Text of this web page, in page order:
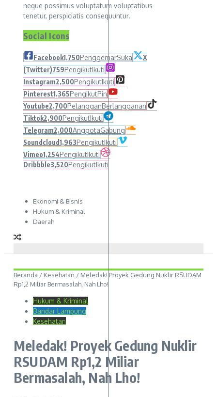
neque possimus voluptatum voluptatibus
tenetur, perspiciatis consequuntur.
Social Icons
Facebook1,750PenggemarSuka
X
(Twitter)759PengikutIkuti
Instagram2,500PengikutIkuti
Pinterest1,365PengikutPin
Youtube2,700PelangganBerlangganan
Tiktok2,900PengikutIkuti
Telegram2,000AnggotaGabung
Soundcloud1,963PengikutIkuti
Vimeo1,254PengikutIkuti
Dribbble3,520PengikutIkuti
Ekonomi & Bisnis
Hukum & Kriminal
Daerah
Beranda / Kesehatan / Meledak! Proyek Gedung Nuklir RSUDAM
Rp1,2 Miliar Bermasalah, Nah Lho!
Hukum & Kriminal
Bandar Lampung
Kesehatan
Meledak! Proyek Gedung Nuklir
RSUDAM Rp1,2 Miliar
Bermasalah, Nah Lho!